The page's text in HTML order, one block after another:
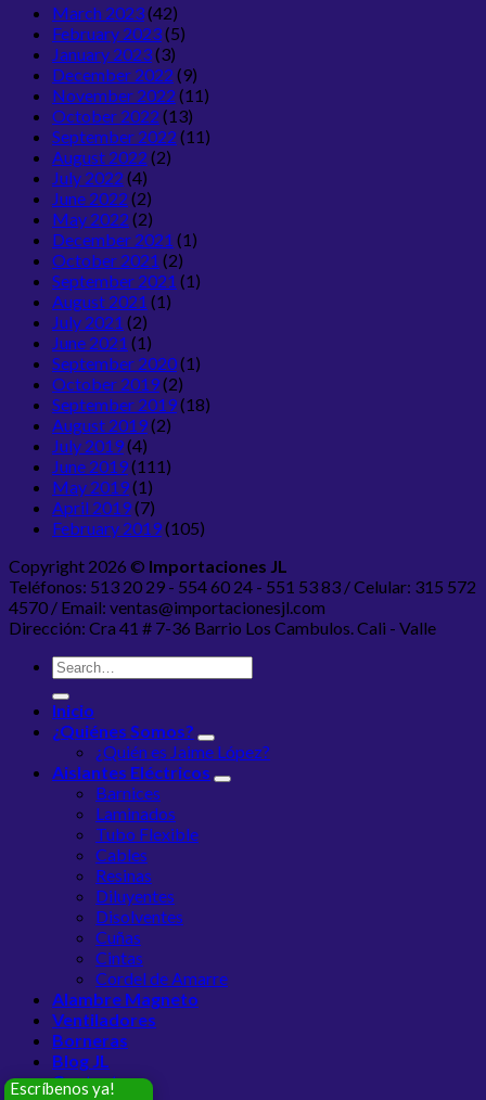
March 2023(42)
February 2023(5)
January 2023(3)
December 2022 (9)
November 2022 (11)
October 2022 (13)
September 2022 (11)
August 2022 (2)
July 2022 (4)
June 2022 (2)
May 2022 (2)
December 2021 (1)
October 2021 (2)
September 2021 (1)
August 2021 (1)
July 2021 (2)
June 2021 (1)
September 2020(1)
October 2019(2)
September 2019(18)
August 2019(2)
July 2019(4)
June 2019(111)
May 2019(1)
April 2019(7)
February 2019(105)
Copyright 2026 © Importaciones JL
Teléfonos: 513 20 29 - 554 60 24 - 551 53 83 / Celular: 315 572
4570 / Email: ventas@importacionesjl.com
Dirección: Cra 41 # 7-36 Barrio Los Cambulos. Cali - Valle
Inicio
¿Quiénes Somos?
¿Quién es Jaime López?
Aislantes Eléctricos
Barnices
Laminados
Tubo Flexible
Cables
Resinas
Diluyentes
Disolventes
Cuñas
Cintas
Cordel de Amarre
Alambre Magneto
Ventiladores
Borneras
Blog JL
Contacto
Escríbenos ya!